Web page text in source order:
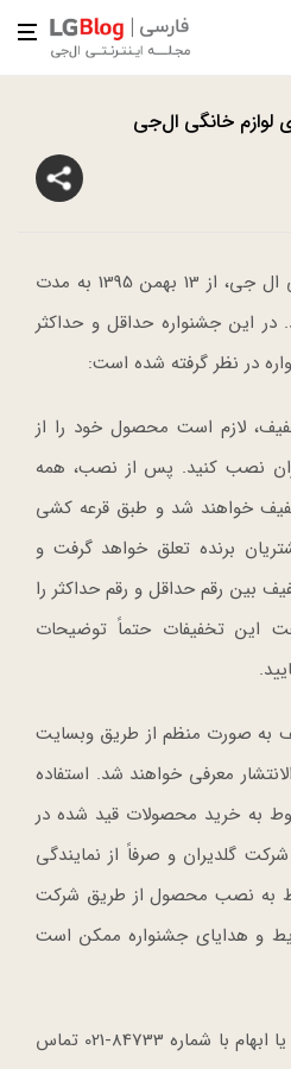
لوازم خانگی ال‌جی
جشنواره نوروزی لوازم خانگی ال جی، از 13 بهمن 1395 به مدت
این جشنواره حداقل و حداکثر
در نظر گرفته شده است:
لازم است محصول خود را از
نصب کنید. پس از نصب، همه
خواهند شد و طبق قرعه کشی
برنده تعلق خواهد گرفت و
بین رقم حداقل و رقم حداکثر را
این تخفیفات حتماً توضیحات
به صورت منظم از طریق وبسایت
معرفی خواهند شد. استفاده
به خرید محصولات قید شده در
گلدیران و صرفاً از نمایندگی
به نصب محصول از طریق شرکت
و هدایای جشنواره ممکن است
در صورت بروز هرگونه مشکل یا ابهام با شماره 84733-021 تماس